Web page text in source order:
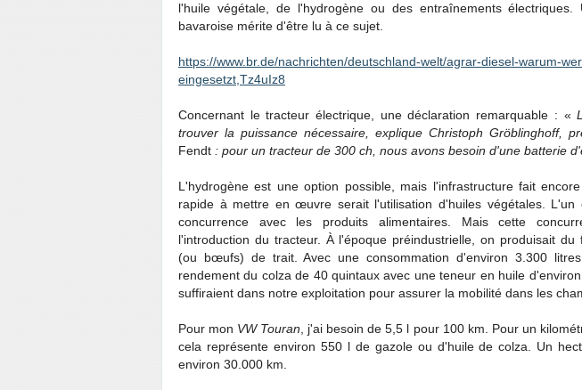
l'huile végétale, de l'hydrogène ou des entraînements
bavaroise mérite d'être lu à ce sujet.
https://www.br.de/nachrichten/deutschland-welt/agrar-diesel-warum-
eingesetzt,Tz4uIz8
Concernant le tracteur électrique, une déclaration remarquable : «
trouver la puissance nécessaire, explique Christoph Gröblinghoff,
Fendt : pour un tracteur de 300 ch, nous avons besoin d'une batterie
L'hydrogène est une option possible, mais l'infrastructure fait
rapide à mettre en œuvre serait l'utilisation d'huiles végétales. L'un
concurrence avec les produits alimentaires. Mais cette
l'introduction du tracteur. À l'époque préindustrielle, on produisait
(ou bœufs) de trait. Avec une consommation d'environ 3.300
rendement du colza de 40 quintaux avec une teneur en huile
suffiraient dans notre exploitation pour assurer la mobilité dans les
Pour mon VW Touran , j'ai besoin de 5,5 l pour 100 km. Pour un
cela représente environ 550 l de gazole ou d'huile de colza. Un
environ 30.000 km.